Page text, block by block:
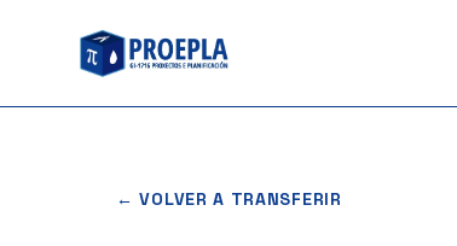
contido
← VOLVER A TRANSFERIR